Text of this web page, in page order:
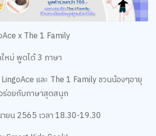
x The 1 Family
หม่ พูดได้ 3 ภาษา
และ The 1 Family ชวนน้องๆอายุ
อยกับภาษาสุดสนุก
ยน 2565 เวลา 18.30-19.30